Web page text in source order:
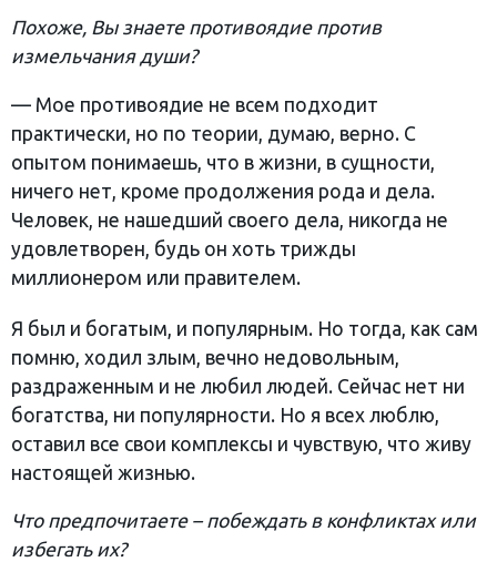
Похоже, Вы знаете противоядие против
измельчания души?
— Мое противоядие не всем подходит
практически, но по теории, думаю, верно. С
опытом понимаешь, что в жизни, в сущности,
ничего нет, кроме продолжения рода и дела.
Человек, не нашедший своего дела, никогда не
удовлетворен, будь он хоть трижды
миллионером или правителем.
Я был и богатым, и популярным. Но тогда, как сам
помню, ходил злым, вечно недовольным,
раздраженным и не любил людей. Сейчас нет ни
богатства, ни популярности. Но я всех люблю,
оставил все свои комплексы и чувствую, что живу
настоящей жизнью.
Что предпочитаете – побеждать в конфликтах или
избегать их?